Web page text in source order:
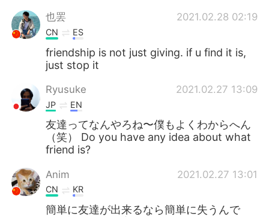
也罢 2021.02.28 02:19
CN ES
friendship is not just giving. if u find it is,
just stop it
Ryusuke 2021.02.27 13:09
JP EN
友達ってなんやろね〜僕もよくわからへん
（笑） Do you have any idea about what
friend is?
Anim 2021.02.27 13:01
CN KR
簡単に友達が出来るなら簡単に失うんで